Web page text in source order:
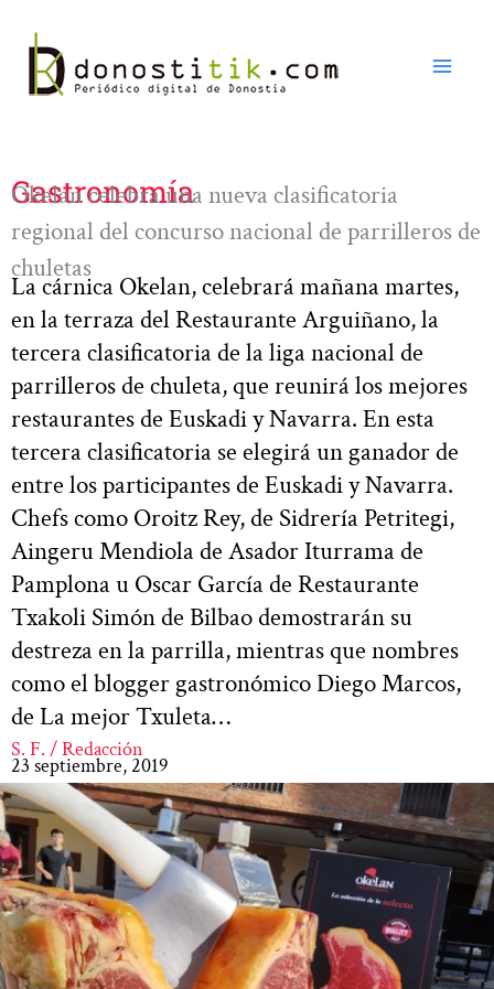
contenido
Gastronomía
Okelan celebra una nueva clasificatoria
regional del concurso nacional de parrilleros de
chuletas
La cárnica Okelan, celebrará mañana martes,
en la terraza del Restaurante Arguiñano, la
tercera clasificatoria de la liga nacional de
parrilleros de chuleta, que reunirá los mejores
restaurantes de Euskadi y Navarra. En esta
tercera clasificatoria se elegirá un ganador de
entre los participantes de Euskadi y Navarra.
Chefs como Oroitz Rey, de Sidrería Petritegi,
Aingeru Mendiola de Asador Iturrama de
Pamplona u Oscar García de Restaurante
Txakoli Simón de Bilbao demostrarán su
destreza en la parrilla, mientras que nombres
como el blogger gastronómico Diego Marcos,
de La mejor Txuleta…
S. F. / Redacción
23 septiembre, 2019